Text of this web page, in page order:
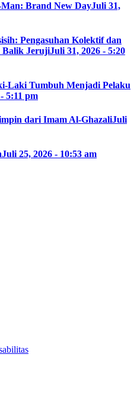
Brand New DayJuli 31,
Pengasuhan Kolektif dan
Balik JerujiJuli 31, 2026 - 5:20
Laki Tumbuh Menjadi Pelaku
5:11 pm
dari Imam Al-GhazaliJuli
Juli 25, 2026 - 10:53 am